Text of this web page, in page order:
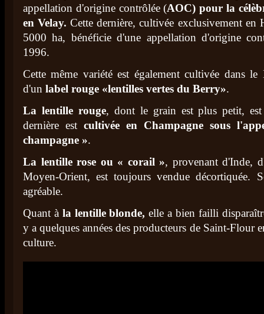
appellation d'origine contrôlée (AOC) pour la
en Velay. Cette dernière, cultivée exclusivement en
5000 ha, bénéficie d'une appellation d'origine
1996.
Cette même variété est également cultivée dans
d'un label rouge «lentilles vertes du Berry».
La lentille rouge, dont le grain est plus petit, est
dernière est cultivée en Champagne sous
champagne ».
La lentille rose ou « corail », provenant d'Inde,
Moyen-Orient, est toujours vendue décortiquée.
agréable.
Quant à la lentille blonde, elle a bien failli
y a quelques années des producteurs de Saint-Flour
culture.